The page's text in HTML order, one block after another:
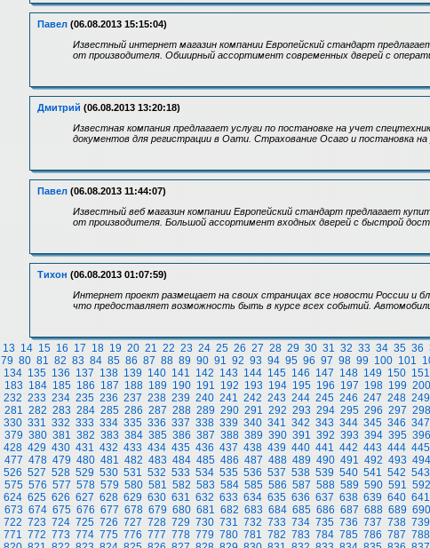
Павел (06.08.2013 15:15:04)
Известный интернет магазин компании Европейский стандарт
от производителя. Обширный ассортимент современных дверей с
Дмитрий (06.08.2013 13:20:18)
Известная компания предлагает услуги по постановке на учет
документов для регистрации в Оати. Страхование Осаго и постановка на
Павел (06.08.2013 11:44:07)
Известный веб магазин компании Европейский стандарт предлагает
от производителя. Большой ассортимент входных дверей с быстрой
Тихон (06.08.2013 01:07:59)
Интернет проект размещает на своих страницах все новости России и
что предоставляет возможность быть в курсе всех событий.
13 14 15 16 17 18 19 20 21 22 23 24 25 26 27 28 29 30 31 32 33 34 35 36
79 80 81 82 83 84 85 86 87 88 89 90 91 92 93 94 95 96 97 98 99 100 101
134 135 136 137 138 139 140 141 142 143 144 145 146 147 148 149 150 151
183 184 185 186 187 188 189 190 191 192 193 194 195 196 197 198 199 200
232 233 234 235 236 237 238 239 240 241 242 243 244 245 246 247 248 249
281 282 283 284 285 286 287 288 289 290 291 292 293 294 295 296 297 298
330 331 332 333 334 335 336 337 338 339 340 341 342 343 344 345 346 347
379 380 381 382 383 384 385 386 387 388 389 390 391 392 393 394 395 396
428 429 430 431 432 433 434 435 436 437 438 439 440 441 442 443 444 445
477 478 479 480 481 482 483 484 485 486 487 488 489 490 491 492 493 494
526 527 528 529 530 531 532 533 534 535 536 537 538 539 540 541 542 543
575 576 577 578 579 580 581 582 583 584 585 586 587 588 589 590 591 592
624 625 626 627 628 629 630 631 632 633 634 635 636 637 638 639 640 641
673 674 675 676 677 678 679 680 681 682 683 684 685 686 687 688 689 690
722 723 724 725 726 727 728 729 730 731 732 733 734 735 736 737 738 739
771 772 773 774 775 776 777 778 779 780 781 782 783 784 785 786 787 788